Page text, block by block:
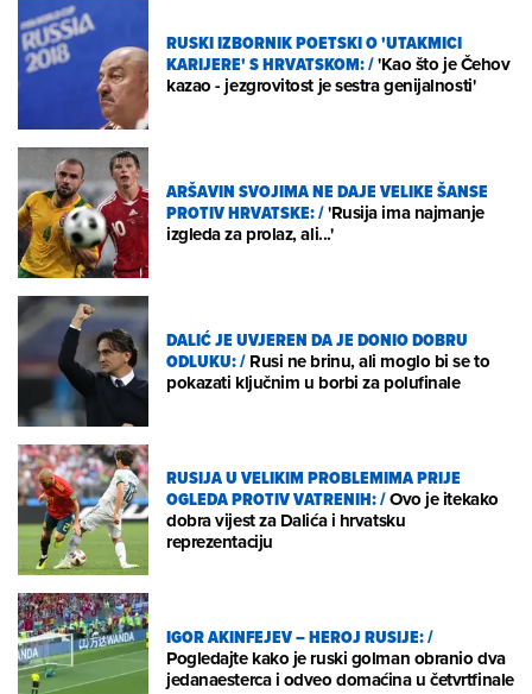
RUSKI IZBORNIK POETSKI O 'UTAKMICI
KARIJERE' S HRVATSKOM:/'Kao što je Čehov
kazao - jezgrovitost je sestra genijalnosti'
ARŠAVIN SVOJIMA NE DAJE VELIKE ŠANSE
PROTIV HRVATSKE:/'Rusija ima najmanje
izgleda za prolaz, ali...'
DALIĆ JE UVJEREN DA JE DONIO DOBRU
ODLUKU:/Rusi ne brinu, ali moglo bi se to
pokazati ključnim u borbi za polufinale
RUSIJA U VELIKIM PROBLEMIMA PRIJE
OGLEDA PROTIV VATRENIH:/Ovo je itekako
dobra vijest za Dalića i hrvatsku
reprezentaciju
IGOR AKINFEJEV – HEROJ RUSIJE:/
Pogledajte kako je ruski golman obranio dva
jedanaesterca i odveo domaćina u četvrtfinale